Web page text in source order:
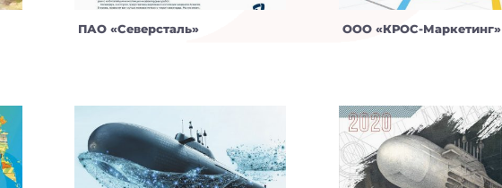
ПАО «Северсталь» ООО «КРОС-Маркетинг»